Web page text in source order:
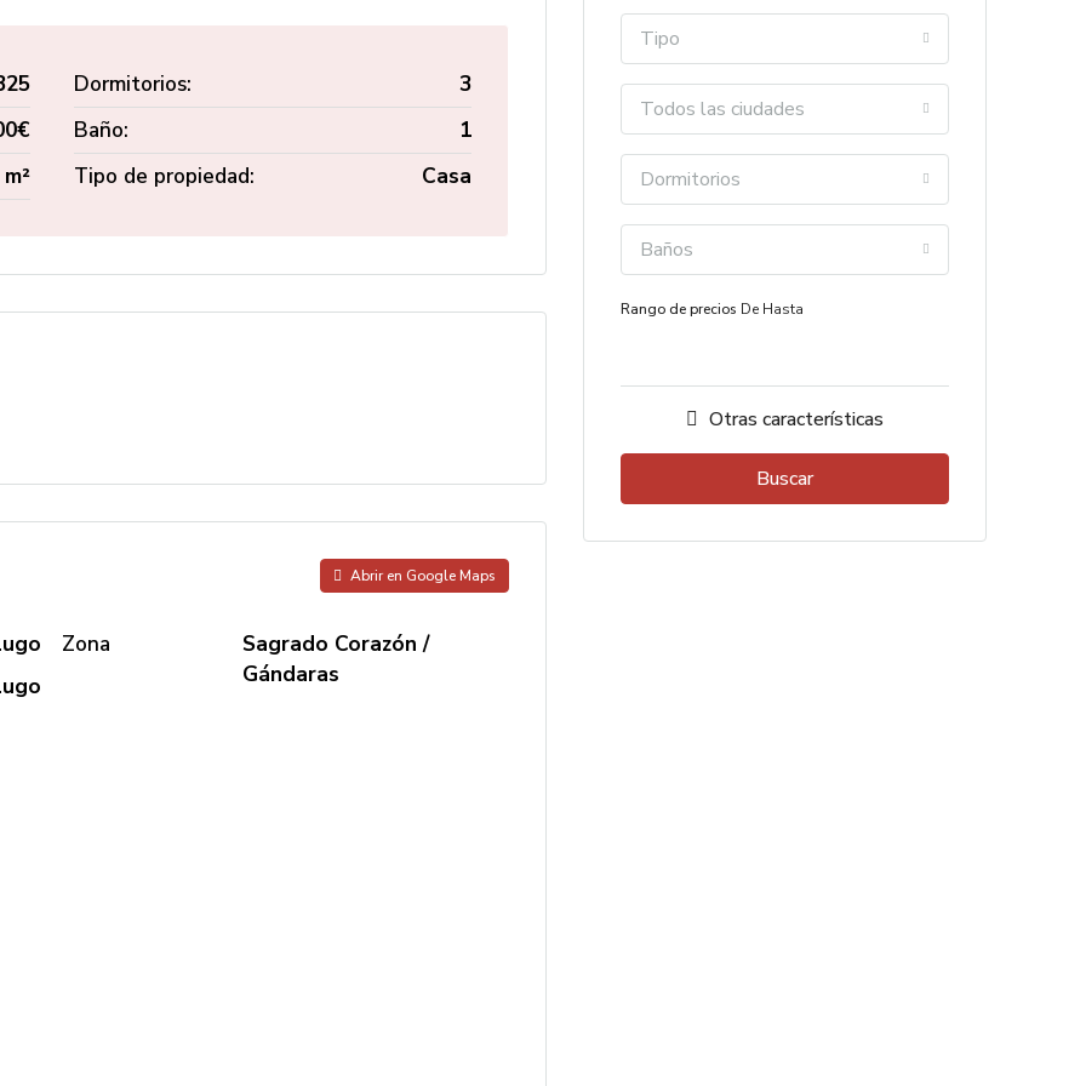
Dormitorios:
3
Baño:
1
Tipo de propiedad:
Casa
Abrir en Google Maps
Zona
Sagrado Corazón /
Gándaras
Tipo
Todos las ciudades
Dormitorios
Baños
Rango de precios De Hasta
Otras características
Buscar